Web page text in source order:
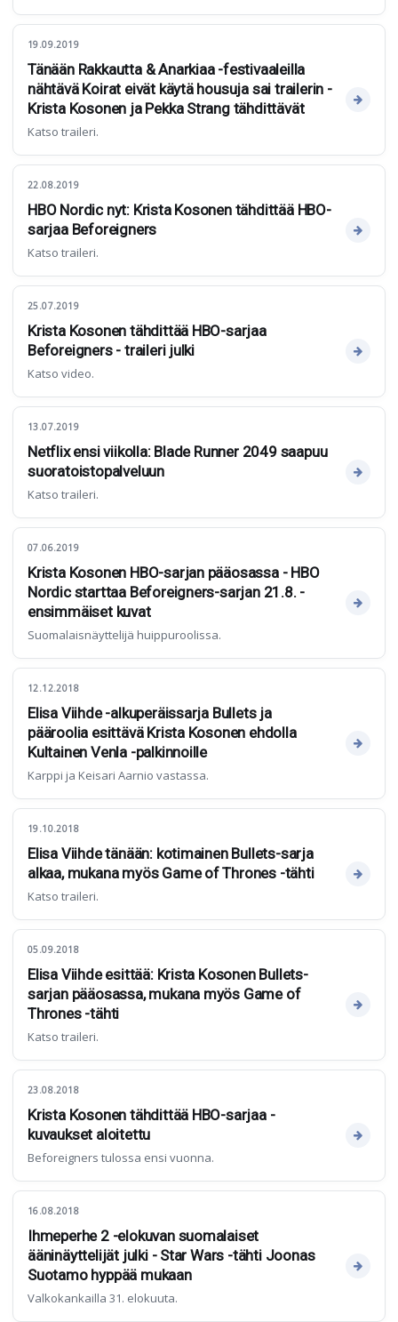
19.09.2019
Tänään Rakkautta & Anarkiaa -festivaaleilla
nähtävä Koirat eivät käytä housuja sai trailerin -
Krista Kosonen ja Pekka Strang tähdittävät
Katso traileri.
22.08.2019
HBO Nordic nyt: Krista Kosonen tähdittää HBO-
sarjaa Beforeigners
Katso traileri.
25.07.2019
Krista Kosonen tähdittää HBO-sarjaa
Beforeigners - traileri julki
Katso video.
13.07.2019
Netflix ensi viikolla: Blade Runner 2049 saapuu
suoratoistopalveluun
Katso traileri.
07.06.2019
Krista Kosonen HBO-sarjan pääosassa - HBO
Nordic starttaa Beforeigners-sarjan 21.8. -
ensimmäiset kuvat
Suomalaisnäyttelijä huippuroolissa.
12.12.2018
Elisa Viihde -alkuperäissarja Bullets ja
pääroolia esittävä Krista Kosonen ehdolla
Kultainen Venla -palkinnoille
Karppi ja Keisari Aarnio vastassa.
19.10.2018
Elisa Viihde tänään: kotimainen Bullets-sarja
alkaa, mukana myös Game of Thrones -tähti
Katso traileri.
05.09.2018
Elisa Viihde esittää: Krista Kosonen Bullets-
sarjan pääosassa, mukana myös Game of
Thrones -tähti
Katso traileri.
23.08.2018
Krista Kosonen tähdittää HBO-sarjaa -
kuvaukset aloitettu
Beforeigners tulossa ensi vuonna.
16.08.2018
Ihmeperhe 2 -elokuvan suomalaiset
ääninäyttelijät julki - Star Wars -tähti Joonas
Suotamo hyppää mukaan
Valkokankailla 31. elokuuta.